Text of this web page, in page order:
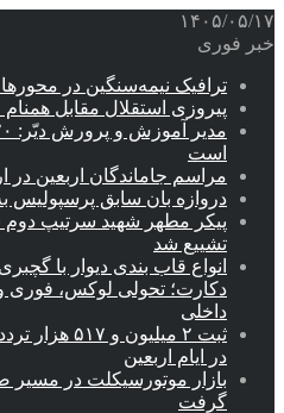
۱۴۰۵/۰۵/۱۷
خبر فوری
ترافیک نیمه‌سنگین در
پیروزی استقلال مقابل
است
مراسم جاماندگان اربعین در
دروازه بان سابق
پیکر مطهر شهید سرتیپ دوم
تشییع شد
انواع قاب بندی دیوار با
دکارت؛ تحولی لوکس، فوری
داخلی
ثبت ۲
در ایام اربعین
بازار موتورسیکلت در مسیر
گرفت